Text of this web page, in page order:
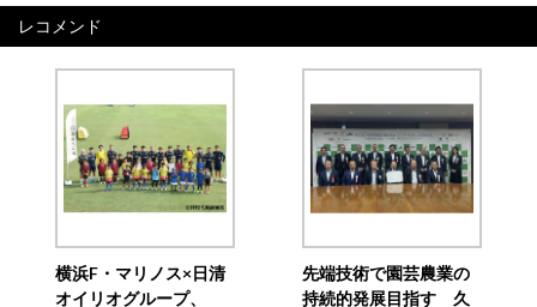
レコメンド
横浜F・マリノス×日清
オイリオグループ、
先端技術で園芸農業の
持続的発展目指す 久